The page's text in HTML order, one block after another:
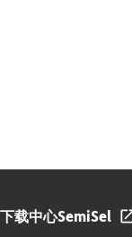
下载中心SemiSel